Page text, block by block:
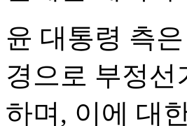
윤 대통령 측
경으로 부정
하며, 이에 대